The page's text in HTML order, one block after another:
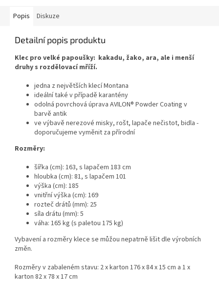
Popis Diskuze
Detailní popis produktu
Klec pro velké papoušky: kakadu, žako, ara, ale i menší
druhy s rozdělovací mříží.
jedna z největších klecí Montana
ideální také v případě karantény
odolná povrchová úprava AVILON® Powder Coating v
barvě antik
ve výbavě nerezové misky, rošt, lapače nečistot, bidla -
doporučujeme vyměnit za přírodní
Rozměry:
šířka (cm): 163, s lapačem 183 cm
hloubka (cm): 81, s lapačem 101
výška (cm): 185
vnitřní výška (cm): 169
rozteč drátů (mm): 25
síla drátu (mm): 5
váha: 165 kg (s paletou 175 kg)
Vybavení a rozměry klece se můžou nepatrně lišit dle výrobních
změn.
Rozměry v zabaleném stavu: 2 x karton 176 x 84 x 15 cm a 1 x
karton 82 x 78 x 17 cm